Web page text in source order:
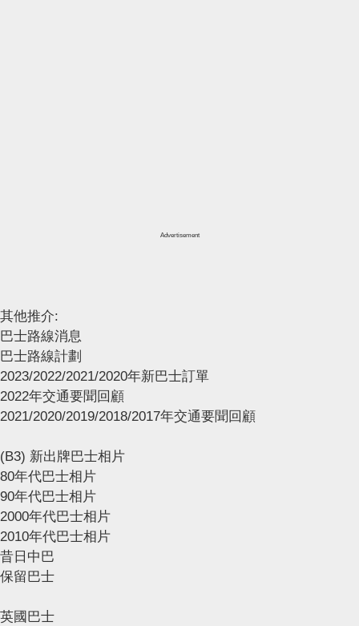
Advertisement
其他推介:
巴士路線消息
巴士路線計劃
2023/2022/2021/2020年新巴士訂單
2022年交通要聞回顧
2021/2020/2019/2018/2017年交通要聞回顧
(B3) 新出牌巴士相片
80年代巴士相片
90年代巴士相片
2000年代巴士相片
2010年代巴士相片
昔日中巴
保留巴士
英國巴士